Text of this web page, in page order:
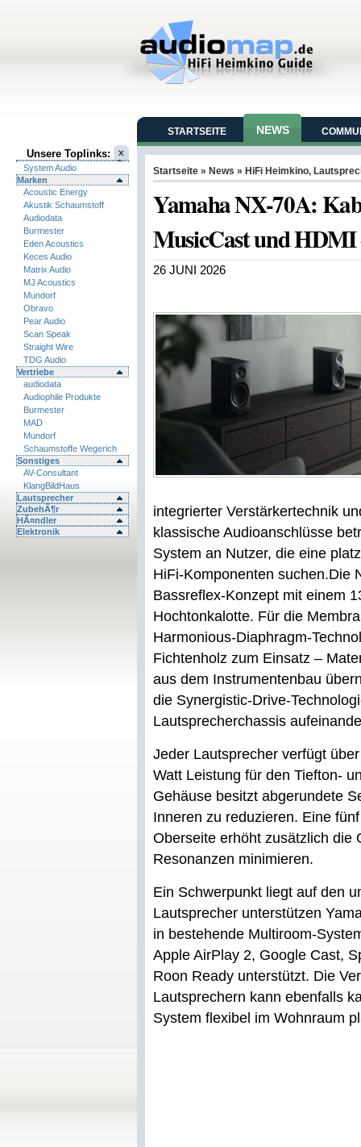
Unsere Toplinks:
System Audio
Marken
Acoustic Energy
Akustik Schaumstoff
Audiodata
Burmester
Eden Acoustics
Keces Audio
Matrix Audio
MJ Acoustics
Mundorf
Obravo
Pear Audio
Scan Speak
Straight Wire
TDG Audio
Vertriebe
audiodata
Audiophile Produkte
Burmester
MAD
Mundorf
Schaumstoffe Wegerich
Sonstiges
AV-Consultant
KlangBildHaus
Lautsprecher
ZubehÃ¶r
HÃ¤ndler
Elektronik
STARTSEITE NEWS
Startseite » News » HiFi Heimkino,
Yamaha NX-70A:
MusicCast und
26 JUNI 2026
integrierter Verstärkertechnik
klassische Audioanschlüsse
System an Nutzer, die eine
HiFi-Komponenten suchen.Die
Bassreflex-Konzept mit einem
Hochtonkalotte. Für die
Harmonious-Diaphragm-
Fichtenholz zum Einsatz –
aus dem Instrumentenbau
die Synergistic-Drive-
Lautsprecherchassis
Jeder Lautsprecher verfügt
Watt Leistung für den Tiefton-
Gehäuse besitzt abgerundete
Inneren zu reduzieren. Eine
Oberseite erhöht zusätzlich die
Resonanzen minimieren.
Ein Schwerpunkt liegt auf den
Lautsprecher unterstützen
in bestehende Multiroom-
Apple AirPlay 2, Google Cast,
Roon Ready unterstützt. Die
Lautsprechern kann ebenfalls
System flexibel im Wohnraum